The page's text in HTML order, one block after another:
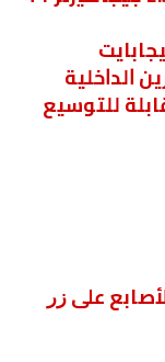
ﺍﻟﺪﺍﺧﻠﻴﺔ
ﻭﻫﻲ ﻗﺎﺑﻠﺔ ﻟﻠﺘﻮﺳﻴﻊ
ﻋﻠﻰ ﺯﺭ